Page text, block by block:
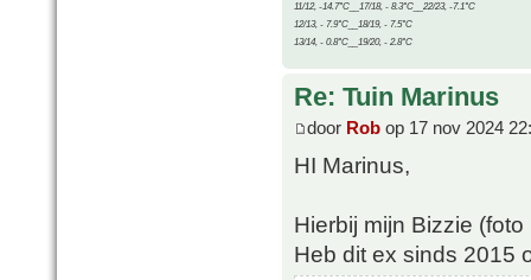
11/12, -14.7°C__17/18, - 8.3°C__22/23, -7.1°C
12/13, - 7.9°C__18/19, - 7.5°C
13/14, - 0.8°C__19/20, - 2.8°C
Re: Tuin Marinus
door Rob op 17 nov 2024
HI Marinus,
Hierbij mijn Bizzie
Heb dit ex sinds 2015